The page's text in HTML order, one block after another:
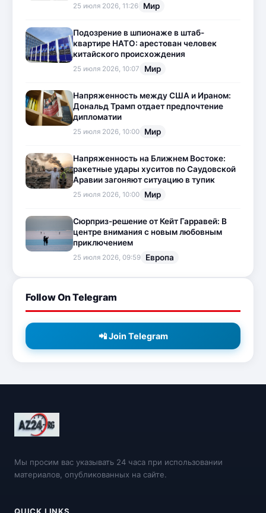
25 июля 2026, 11:26 Мир
Подозрение в шпионаже в штаб-
квартире НАТО: арестован человек
китайского происхождения
25 июля 2026, 10:07 Мир
Напряженность между США и Ираном:
Дональд Трамп отдает предпочтение
дипломатии
25 июля 2026, 10:00 Мир
Напряженность на Ближнем Востоке:
ракетные удары хуситов по Саудовской
Аравии загоняют ситуацию в тупик
25 июля 2026, 10:00 Мир
Сюрприз-решение от Кейт Гарравей: В
центре внимания с новым любовным
приключением
25 июля 2026, 09:59 Европа
Follow On Telegram
📲 Join Telegram
Мы просим вас указывать 24 часа при использовании
материалов, опубликованных на сайте.
QUICK LINKS